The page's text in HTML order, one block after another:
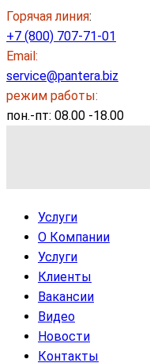
Горячая линия:
+7 (800) 707-71-01
Email:
service@pantera.biz
режим работы:
пон.-пт: 08.00 -18.00
Услуги
О Компании
Услуги
Клиенты
Вакансии
Видео
Новости
Контакты